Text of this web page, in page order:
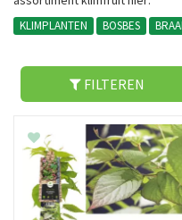
KLIMPLANTEN BOSBES
FILTEREN